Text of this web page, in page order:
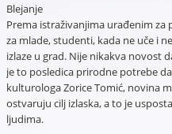
Blejanje
Prema istraživanjima urađenim
za mlade, studenti, kada ne uče i
izlaze u grad. Nije nikakva novost
je to posledica prirodne potrebe
kulturologa Zorice Tomić, novina
ostvaruju cilj izlaska, a to je
ljudima.